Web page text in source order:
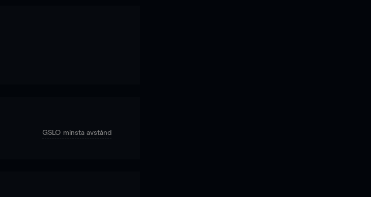
GSLO minsta avstånd